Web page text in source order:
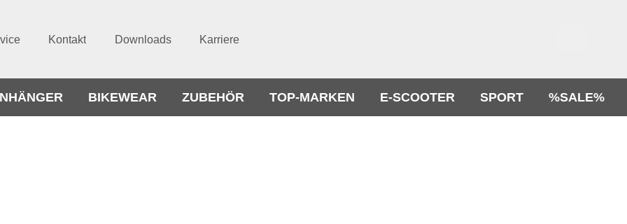
Kontakt Downloads Karriere
BIKEWEAR ZUBEHÖR TOP-MARKEN E-SCOOTER SPORT %SALE%